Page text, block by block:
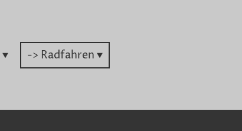
-> Radfahren